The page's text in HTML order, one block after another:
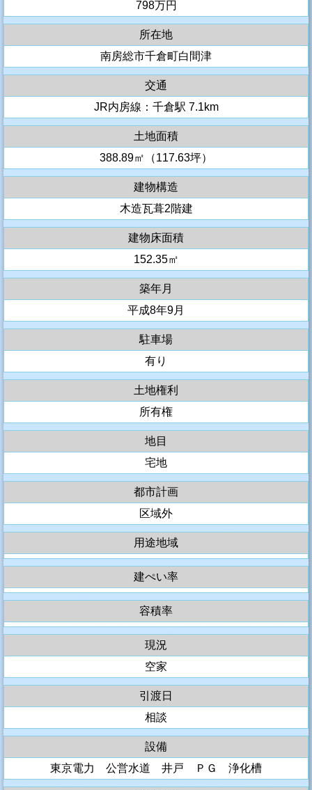
798万円
所在地
南房総市千倉町白間津
交通
JR内房線：千倉駅 7.1km
土地面積
388.89㎡（117.63坪）
建物構造
木造瓦葺2階建
建物床面積
152.35㎡
築年月
平成8年9月
駐車場
有り
土地権利
所有権
地目
宅地
都市計画
区域外
用途地域
建ぺい率
容積率
現況
空家
引渡日
相談
設備
東京電力 公営水道 井戸 ＰＧ 浄化槽